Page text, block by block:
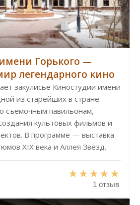
Горького —
легендарного кино
закулисье Киностудии имени
из старейших в стране.
съёмочным павильонам,
культовых фильмов и
В программе — выставка
XIX века и Аллея Звёзд.
1 отзыв